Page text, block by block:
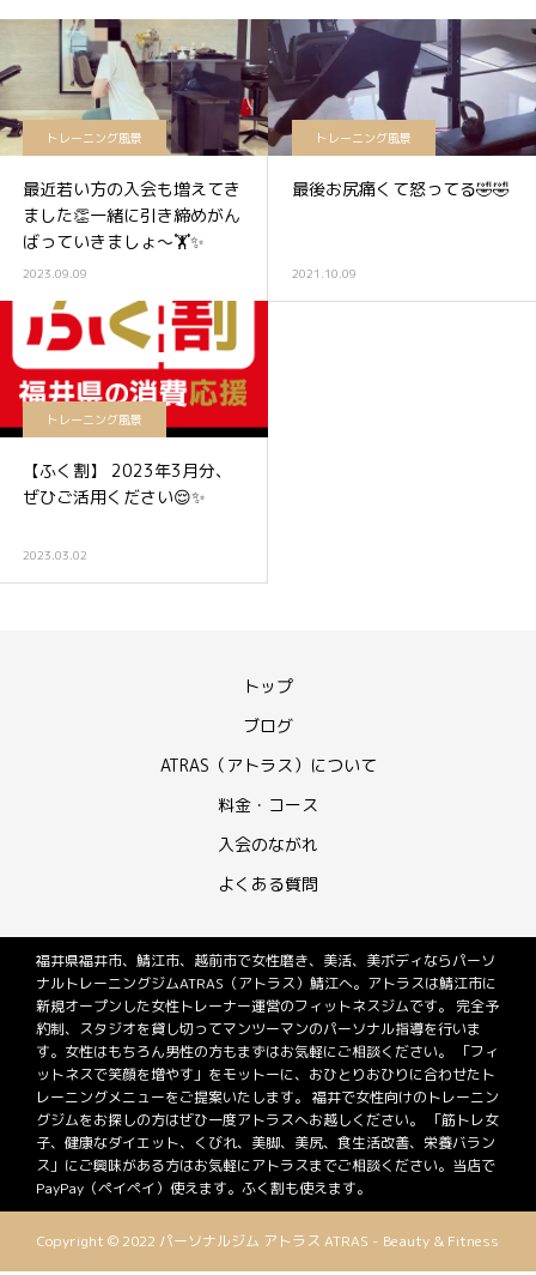
トレーニング風景
最近若い方の入会も増えてき
ました👏一緒に引き締めがん
ばっていきましょ〜🏋️✨
2023.09.09
トレーニング風景
最後お尻痛くて怒ってる🤣🤣
2021.10.09
トレーニング風景
【ふく割】 2023年3月分、
ぜひご活用ください😌✨
2023.03.02
トップ
ブログ
ATRAS（アトラス）について
料金・コース
入会のながれ
よくある質問
福井県福井市、鯖江市、越前市で女性磨き、美活、美ボディならパーソ
ナルトレーニングジムATRAS（アトラス）鯖江へ。アトラスは鯖江市に
新規オープンした女性トレーナー運営のフィットネスジムです。 完全予
約制、スタジオを貸し切ってマンツーマンのパーソナル指導を行いま
す。女性はもちろん男性の方もまずはお気軽にご相談ください。 「フィ
ットネスで笑顔を増やす」をモットーに、おひとりおひりに合わせたト
レーニングメニューをご提案いたします。 福井で女性向けのトレーニン
グジムをお探しの方はぜひ一度アトラスへお越しください。 「筋トレ女
子、健康なダイエット、くびれ、美脚、美尻、食生活改善、栄養バラン
ス」にご興味がある方はお気軽にアトラスまでご相談ください。当店で
PayPay（ペイペイ）使えます。ふく割も使えます。
Copyright © 2022 パーソナルジム アトラス ATRAS - Beauty & Fitness